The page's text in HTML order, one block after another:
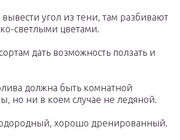
угол из тени, там разбивают
светлыми цветами.
дать возможность ползать и
должна быть комнатной
но ни в коем случае не ледяной.
хорошо дренированный.